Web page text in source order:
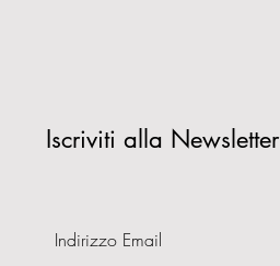
Iscriviti alla Newsletter